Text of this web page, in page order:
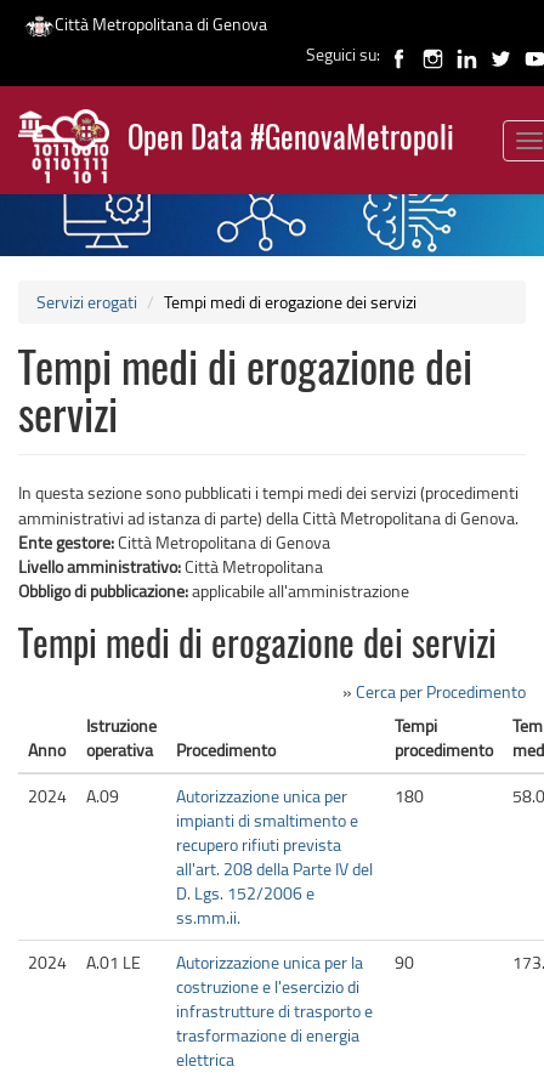
Salta
contenuto
principale
Città Metropolitana di Genova
Seguici su:
Open Data #GenovaMetropoli
News
Servizi erogati Tempi medi di erogazione dei servizi
Tempi medi di erogazione dei
servizi
In questa sezione sono pubblicati i tempi medi dei servizi (procedimenti
amministrativi ad istanza di parte) della Città Metropolitana di Genova.
Ente gestore:Città Metropolitana di Genova
Livello amministrativo:Città Metropolitana
Obbligo di pubblicazione:applicabile all'amministrazione
Tempi medi di erogazione dei servizi
» Cerca per Procedimento
Anno
Istruzione
operativa
Procedimento
Tempi
procedimento
2024
A.09
Autorizzazione unica per
impianti di smaltimento e
recupero rifiuti prevista
all'art. 208 della Parte IV del
D. Lgs. 152/2006 e
ss.mm.ii.
180
2024 A.01 LE
Autorizzazione unica per la
costruzione e l'esercizio di
infrastrutture di trasporto e
trasformazione di energia
elettrica
90